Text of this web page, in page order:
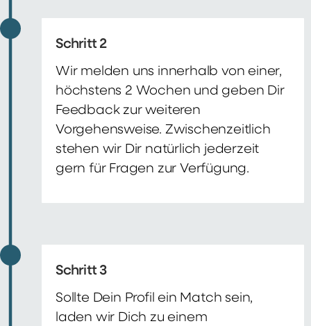
Schritt 2
Wir melden uns innerhalb von einer,
höchstens 2 Wochen und geben Dir
Feedback zur weiteren
Vorgehensweise. Zwischenzeitlich
stehen wir Dir natürlich jederzeit
gern für Fragen zur Verfügung.
Schritt 3
Sollte Dein Profil ein Match sein,
laden wir Dich zu einem